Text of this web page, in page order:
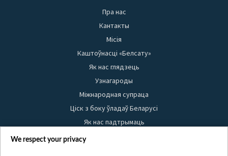
Пра нас
Кантакты
Місія
Каштоўнасці «Белсату»
Як нас глядзець
Узнагароды
Міжнародная супраца
Ціск з боку ўладаў Беларусі
Як нас падтрымаць
Правілы выкарыстання матэрыялаў
We respect your privacy